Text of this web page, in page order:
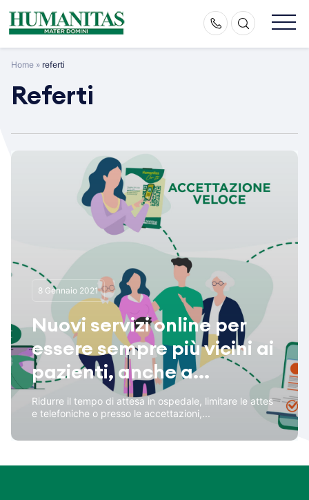
Skip
to
Home » referti
Referti
8 Gennaio 2021
Nuovi servizi online per
essere sempre più vicini ai
pazienti, anche a...
Ridurre il tempo di attesa in ospedale, limitare le attes
e telefoniche o presso le accettazioni,...